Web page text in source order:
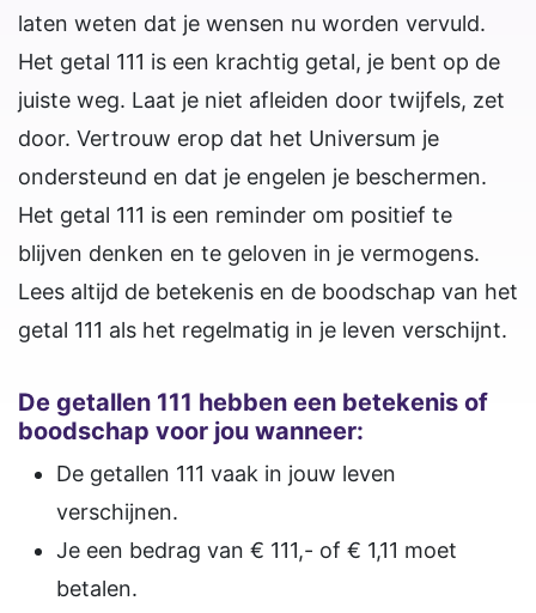
laten weten dat je wensen nu worden vervuld.
Het getal 111 is een krachtig getal, je bent op de
juiste weg. Laat je niet afleiden door twijfels, zet
door. Vertrouw erop dat het Universum je
ondersteund en dat je engelen je beschermen.
Het getal 111 is een reminder om positief te
blijven denken en te geloven in je vermogens.
Lees altijd de betekenis en de boodschap van het
getal 111 als het regelmatig in je leven verschijnt.
De getallen 111 hebben een betekenis of
boodschap voor jou wanneer:
De getallen 111 vaak in jouw leven
verschijnen.
Je een bedrag van € 111,- of € 1,11 moet
betalen.